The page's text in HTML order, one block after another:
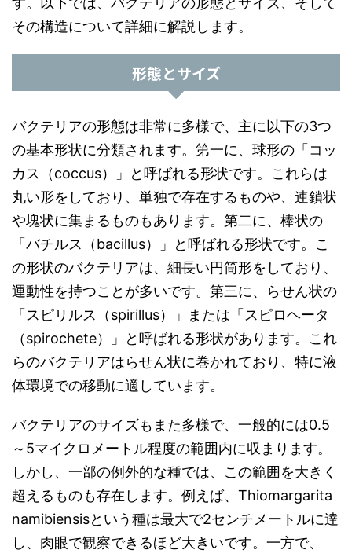
その構造について詳細に解説します。
形態とサイズ
バクテリアの形態は非常に多様で、主に以下の3つ
の基本形状に分類されます。第一に、球形の「コッ
カス（coccus）」と呼ばれる形状です。これらは
丸い形をしており、単独で存在するものや、連鎖状
や塊状に集まるものもあります。第二に、棒状の
「バチルス（bacillus）」と呼ばれる形状です。こ
の形状のバクテリアは、細長い円筒形をしており、
運動性を持つことが多いです。第三に、らせん状の
「スピリルス（spirillus）」または「スピロヘータ
（spirochete）」と呼ばれる形状があります。これ
らのバクテリアはらせん状に巻かれており、特に液
体環境での移動に適しています。
バクテリアのサイズもまた多様で、一般的には0.5
～5マイクロメートル程度の範囲内に収まります。
しかし、一部の例外的な種では、この範囲を大きく
超えるものも存在します。例えば、Thiomargarita
namibiensisという種は最大で2センチメートルに達
し、肉眼で観察できるほど大きいです。一方で、